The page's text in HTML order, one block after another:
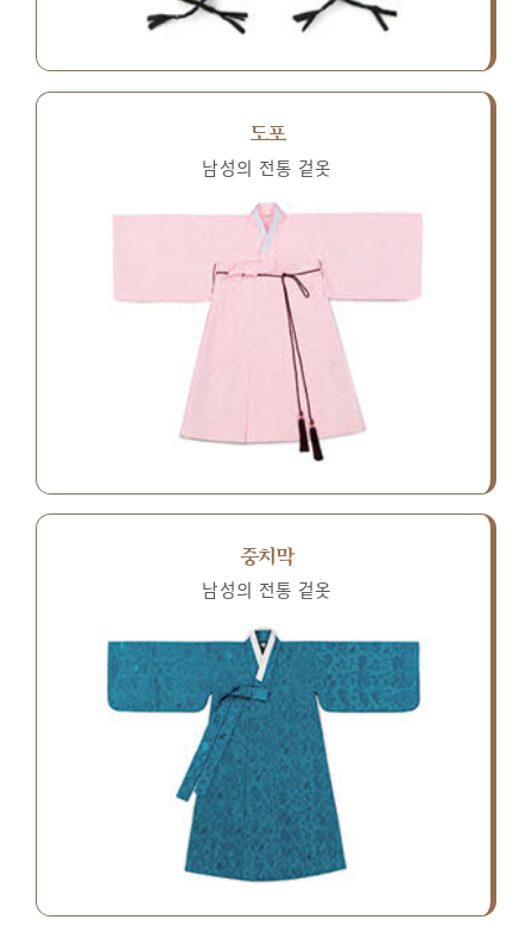
도포
남성의 전통 겉옷
중치막
남성의 전통 겉옷